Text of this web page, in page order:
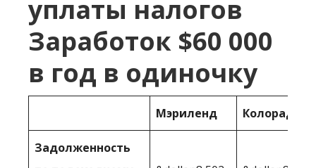
уплаты налогов
Заработок $60 000
в год в одиночку
Мэриленд Колорадо
Задолженность